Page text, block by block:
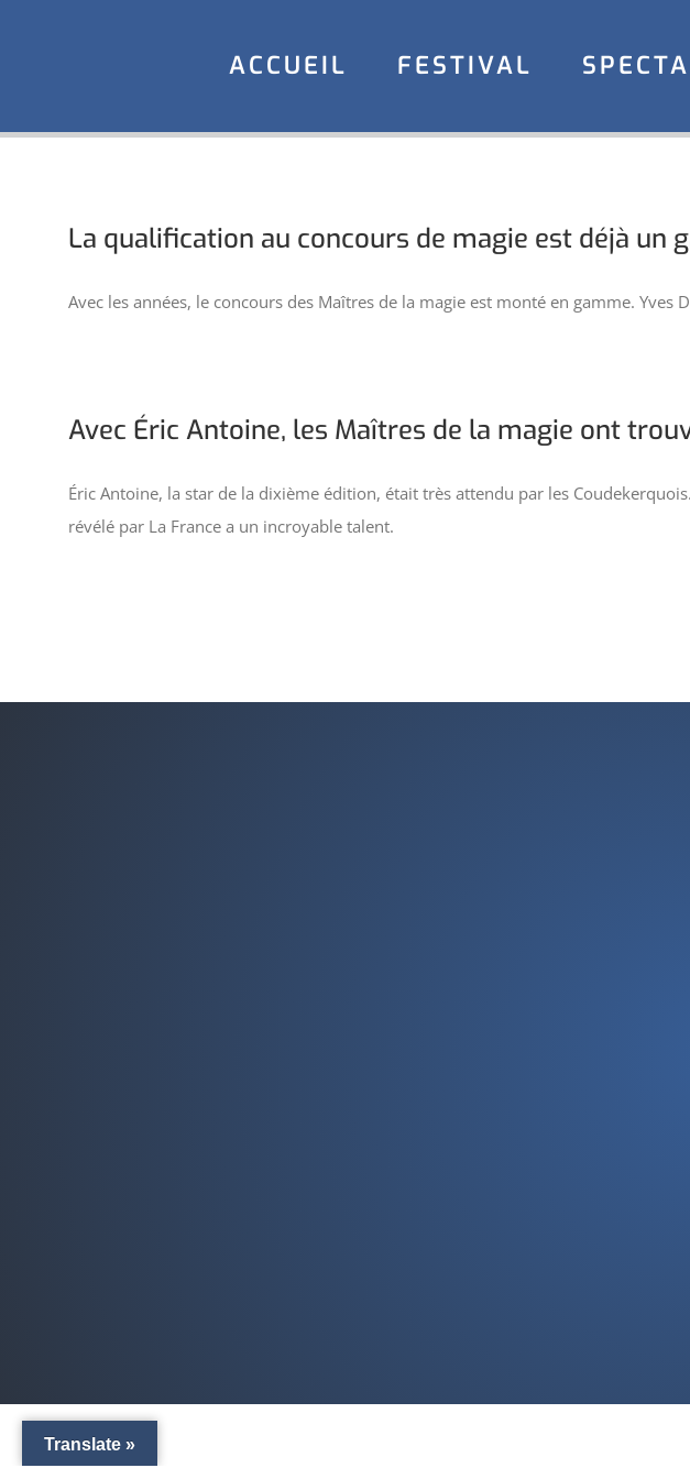
ACCUEIL FESTIVAL
La qualification au concours de magie est déjà un
Avec les années, le concours des Maîtres de la magie est monté en gamme. Yves
Avec Éric Antoine, les Maîtres de la magie ont
Éric Antoine, la star de la dixième édition, était très attendu par les
révélé par La France a un incroyable talent.
Translate »